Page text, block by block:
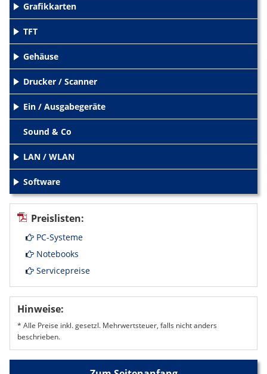
+Grafikkarten
TFT
+Gehäuse
Drucker / Scanner
Ein / Ausgabegeräte
Sound & Co
LAN / WLAN
+Software
Preislisten:
PC-Systeme
Notebooks
Servicepreise
Hinweise:
* Alle Preise inkl. gesetzl. Mehrwertsteuer, falls nicht anders
beschrieben.